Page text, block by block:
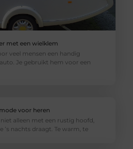
met een wielklem
veel mensen een handig
Je gebruikt hem voor een
voor heren
alleen met een rustig hoofd,
’s nachts draagt. Te warm, te